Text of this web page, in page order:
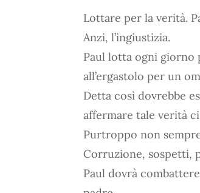
Lottare per la verità.
Anzi, l’ingiustizia.
Paul lotta ogni giorno
all’ergastolo per un
Detta così dovrebbe
affermare tale verità
Purtroppo non
Corruzione, sospetti,
Paul dovrà